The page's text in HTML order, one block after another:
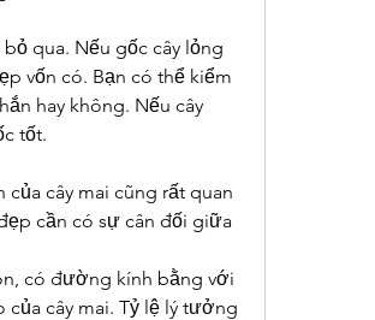
qua. Nếu gốc cây lỏng
vốn có. Bạn có thể kiểm
hay không. Nếu cây
tốt.
cây mai cũng rất quan
cần có sự cân đối giữa
có đường kính bằng với
của cây mai. Tỷ lệ lý tưởng